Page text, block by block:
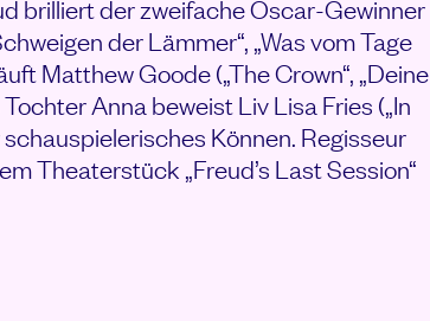
brilliert der zweifache Oscar-Gewinner
der Lämmer“, „Was vom Tage
Matthew Goode („The Crown“, „Deine
Anna beweist Liv Lisa Fries („In
schauspielerisches Können. Regisseur
Theaterstück „Freud’s Last Session“